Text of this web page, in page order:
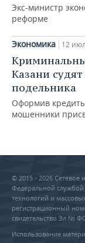
Экс-министр
реформе
Экономика 12
Казани
подельника
Оформив
мошенники
© 2015 - 2026 Сетевое
Федеральной
технологий и
регистрационный
свидетельство Эл №
Использование